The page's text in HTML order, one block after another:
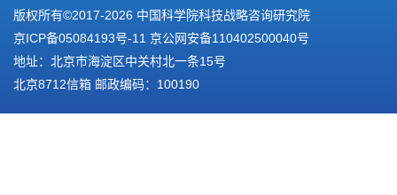
版权所有©2017-2026 中国科学院科技战略咨询研究院
京ICP备05084193号-11 京公网安备110402500040号
地址：北京市海淀区中关村北一条15号
北京8712信箱 邮政编码：100190